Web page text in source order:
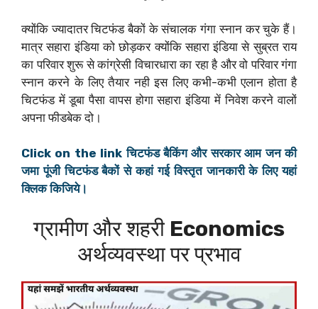
क्योंकि ज्यादातर चिटफंड बैकों के संचालक गंगा स्नान कर चुके हैं।
मात्र सहारा इंडिया को छोड़कर क्योंकि सहारा इंडिया से सुब्रत राय
का परिवार शुरू से कांग्रेसी विचारधारा का रहा है और वो परिवार गंगा
स्नान करने के लिए तैयार नही इस लिए कभी-कभी एलान होता है
चिटफंड में डूबा पैसा वापस होगा सहारा इंडिया में निवेश करने वालों
अपना फीडबेक दो।
Click on the link चिटफंड बैकिंग और सरकार आम जन की
जमा पूंजी चिटफंड बैकों से कहां गई विस्तृत जानकारी के लिए यहां
क्लिक किजिये।
ग्रामीण और शहरी Economics
अर्थव्यवस्था पर प्रभाव